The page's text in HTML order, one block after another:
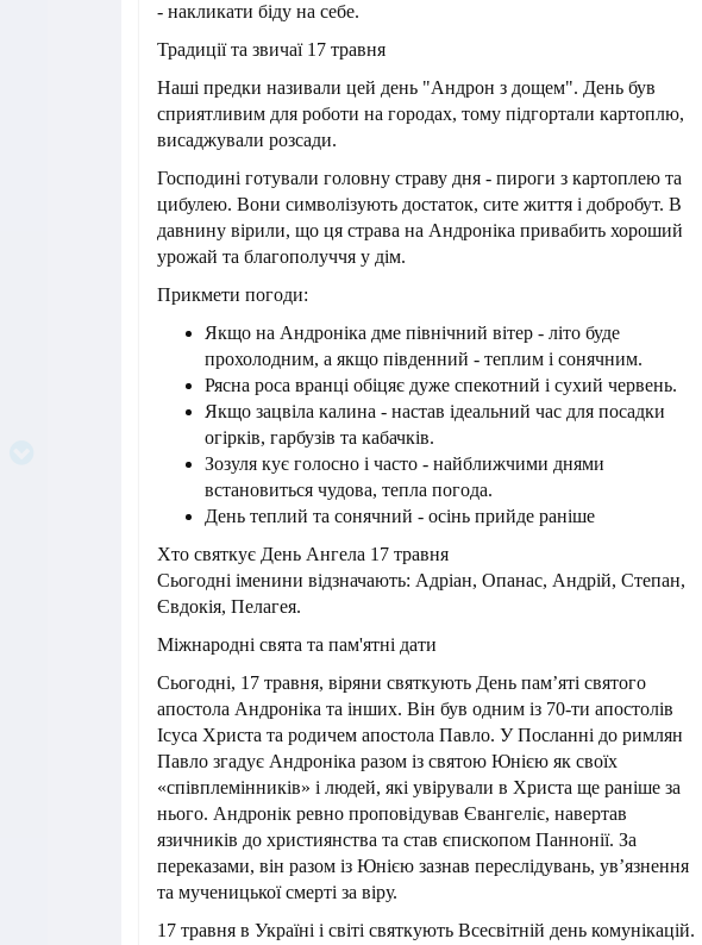
- накликати біду на себе.
Традиції та звичаї 17 травня
Наші предки називали цей день "Андрон з дощем". День був
сприятливим для роботи на городах, тому підгортали картоплю,
висаджували розсади.
Господині готували головну страву дня - пироги з картоплею та
цибулею. Вони символізують достаток, сите життя і добробут. В
давнину вірили, що ця страва на Андроніка привабить хороший
урожай та благополуччя у дім.
Прикмети погоди:
Якщо на Андроніка дме північний вітер - літо буде
прохолодним, а якщо південний - теплим і сонячним.
Рясна роса вранці обіцяє дуже спекотний і сухий червень.
Якщо зацвіла калина - настав ідеальний час для посадки
огірків, гарбузів та кабачків.
Зозуля кує голосно і часто - найближчими днями
встановиться чудова, тепла погода.
День теплий та сонячний - осінь прийде раніше
Хто святкує День Ангела 17 травня
Сьогодні іменини відзначають: Адріан, Опанас, Андрій, Степан,
Євдокія, Пелагея.
Міжнародні свята та пам'ятні дати
Сьогодні, 17 травня, віряни святкують День пам’яті святого
апостола Андроніка та інших. Він був одним із 70-ти апостолів
Ісуса Христа та родичем апостола Павло. У Посланні до римлян
Павло згадує Андроніка разом із святою Юнією як своїх
«співплемінників» і людей, які увірували в Христа ще раніше за
нього. Андронік ревно проповідував Євангеліє, навертав
язичників до християнства та став єпископом Паннонії. За
переказами, він разом із Юнією зазнав переслідувань, ув’язнення
та мученицької смерті за віру.
17 травня в Україні і світі святкують Всесвітній день комунікацій.